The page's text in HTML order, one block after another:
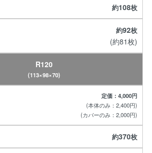
108
92
(約81枚)
R120
(113×98×70)
定価：4,000円
(本体のみ：2,400円)
(カバーのみ：2,000円)
370